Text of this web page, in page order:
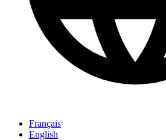
Français
English